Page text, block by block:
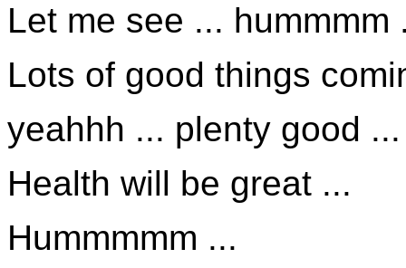
Let me see ... hummmm
Lots of good things
yeahhh ... plenty good ...
Health will be great ...
Hummmmm ...